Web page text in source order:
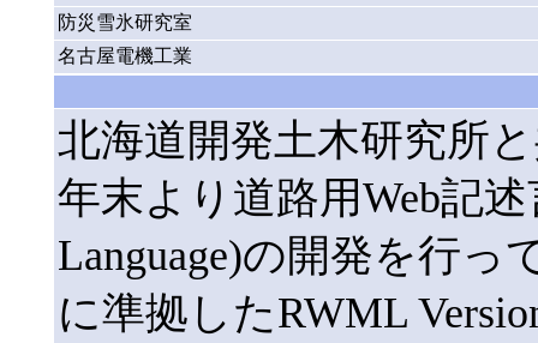
防災雪氷研究室
名古屋電機工業
北海道開発土木研究所
年末より道路用Web記述
Language)の開発を行っ
に準拠したRWML